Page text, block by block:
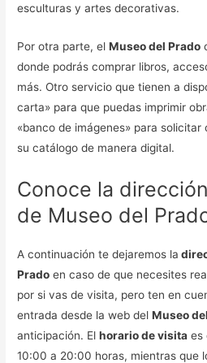
esculturas y artes decorativas.
Por otra parte, elMuseo del Prado
donde podrás comprar libros,
más. Otro servicio que tienen a
carta» para que puedas imprimir
«banco de imágenes» para
su catálogo de manera digital.
Conoce la
de Museo del
A continuación te dejaremos la
Prado en caso de que necesites
por si vas de visita, pero ten en
entrada desde la web delMuseo
anticipación. Elhorario de visita es
10:00 a 20:00 horas, mientras que